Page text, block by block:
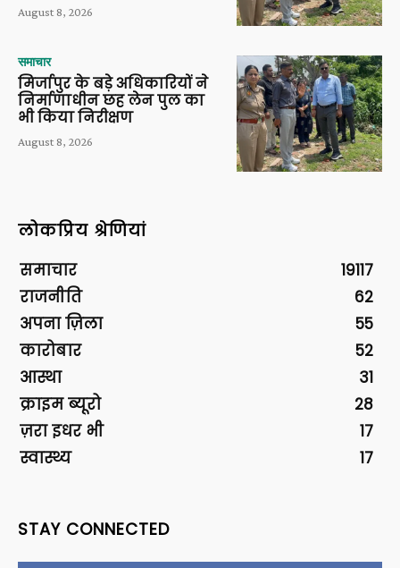
August 8, 2026
समाचार
मिर्जापुर के बड़े अधिकारियों ने
निर्माणाधीन छह लेन पुल का
भी किया निरीक्षण
August 8, 2026
लोकप्रिय श्रेणियां
समाचार
19117
राजनीति
62
अपना ज़िला
55
कारोबार
52
आस्था
31
क्राइम ब्यूरो
28
ज़रा इधर भी
17
स्वास्थ्य
17
STAY CONNECTED